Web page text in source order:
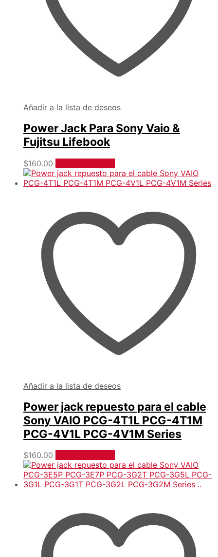
Añadir a la lista de deseos
Power Jack Para Sony Vaio &
Fujitsu Lifebook
$160.00
Añadir a la lista de deseos
Power jack repuesto para el cable
Sony VAIO PCG-4T1L PCG-4T1M
PCG-4V1L PCG-4V1M Series
$160.00